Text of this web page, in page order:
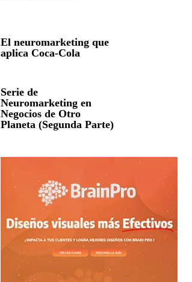
El neuromarketing que
aplica Coca-Cola
Serie de
Neuromarketing en
Negocios de Otro
Planeta (Segunda Parte)